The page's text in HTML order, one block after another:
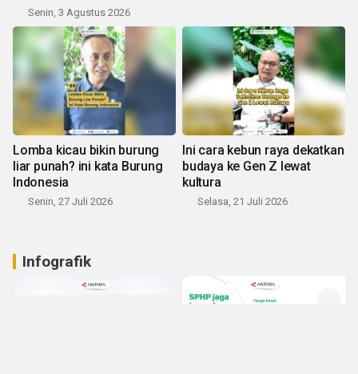
Senin, 3 Agustus 2026
Lomba kicau bikin burung
liar punah? ini kata Burung
Indonesia
Senin, 27 Juli 2026
Ini cara kebun raya dekatkan
budaya ke Gen Z lewat
kultura
Selasa, 21 Juli 2026
Infografik